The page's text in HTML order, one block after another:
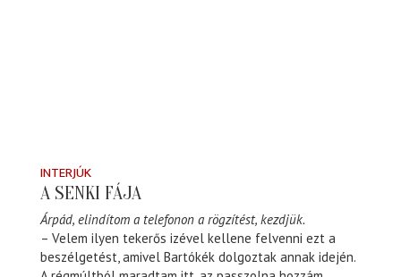
INTERJÚK
A SENKI FÁJA
Árpád, elindítom a telefonon a rögzítést, kezdjük.
– Velem ilyen tekerős izével kellene felvenni ezt a
beszélgetést, amivel Bartókék dolgoztak annak idején.